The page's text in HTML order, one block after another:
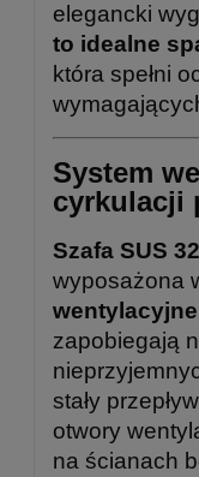
elegancki
to idealne
która spełni
System
cyrkulacji
Szafa SUS
wyposażona
wentylacyjne
zapobiegają
stały
otwory
na ścianach